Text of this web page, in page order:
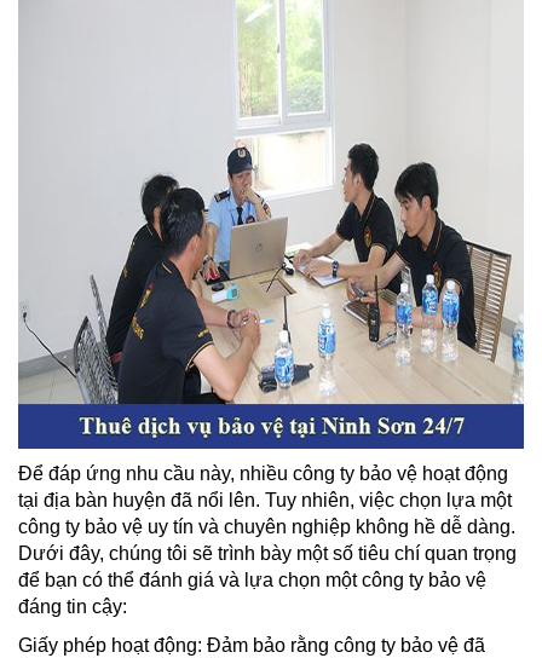
Để đáp ứng nhu cầu này, nhiều công ty bảo vệ hoạt động
tại địa bàn huyện đã nổi lên. Tuy nhiên, việc chọn lựa một
công ty bảo vệ uy tín và chuyên nghiệp không hề dễ dàng.
Dưới đây, chúng tôi sẽ trình bày một số tiêu chí quan trọng
để bạn có thể đánh giá và lựa chọn một công ty bảo vệ
đáng tin cậy:
Giấy phép hoạt động: Đảm bảo rằng công ty bảo vệ đã